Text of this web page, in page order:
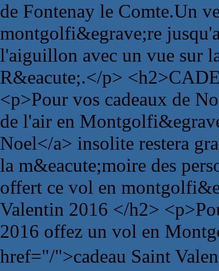
de Fontenay le Comte.Un
montgolfi&egrave;re
l'aiguillon avec un vue sur
R&eacute;.</p>
<p>Pour vos cadeaux de
de l'air en
Noel</a> insolite restera
la m&eacute;moire des
offert ce vol en
Valentin 2016 </h2>
2016 offez un vol en
href="/">cadeau Saint